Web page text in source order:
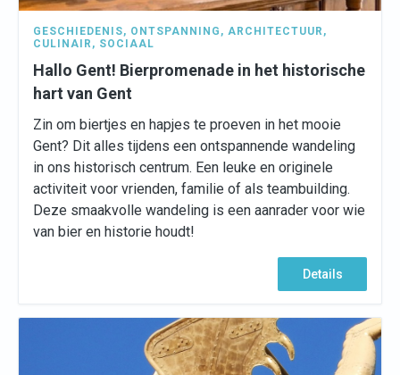
GESCHIEDENIS, ONTSPANNING , ARCHITECTUUR ,
CULINAIR , SOCIAAL
Hallo Gent! Bierpromenade in het historische
hart van Gent
Zin om biertjes en hapjes te proeven in het mooie
Gent? Dit alles tijdens een ontspannende wandeling
in ons historisch centrum. Een leuke en originele
activiteit voor vrienden, familie of als teambuilding.
Deze smaakvolle wandeling is een aanrader voor wie
van bier en historie houdt!
Details